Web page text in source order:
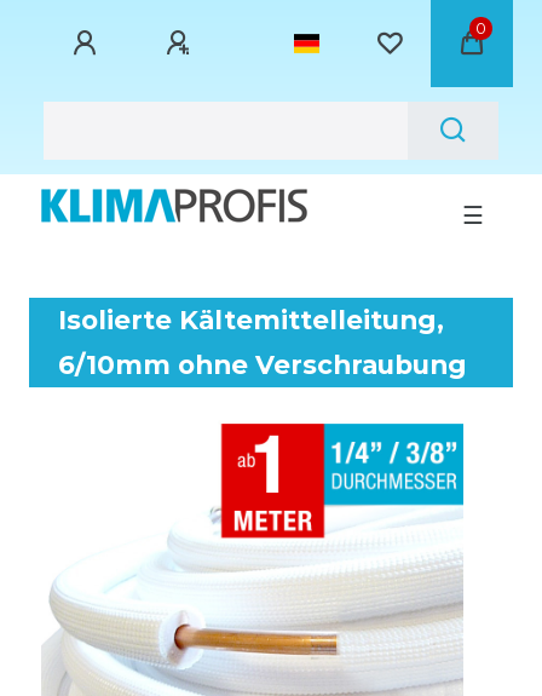
0
☰
Isolierte Kältemittelleitung,
6/10mm ohne Verschraubung